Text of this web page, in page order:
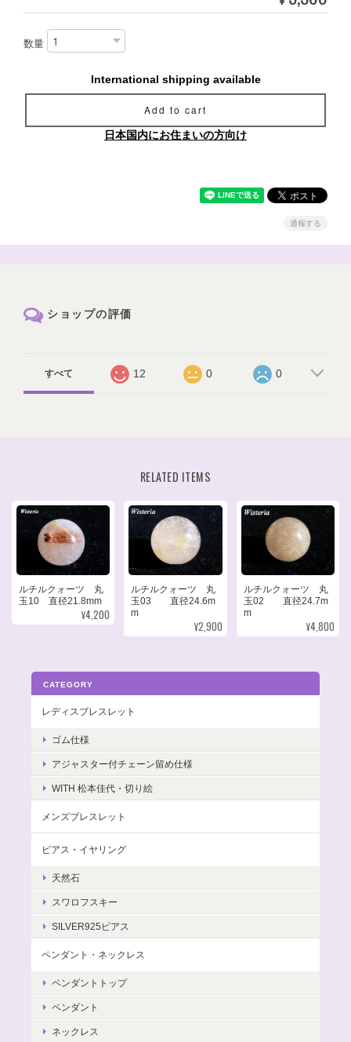
数量
International shipping available
Add to cart
日本国内にお住まいの方向け
通報する
ショップの評価
すべて 12 0 0
RELATED ITEMS
ルチルクォーツ 丸
玉10 直径21.8mm
¥4,200
ルチルクォーツ 丸
玉03 直径24.6m
m
¥2,900
ルチルクォーツ 丸
玉02 直径24.7m
m
¥4,800
CATEGORY
レディスブレスレット
ゴム仕様
アジャスター付チェーン留め仕様
WITH 松本佳代・切り絵
メンズブレスレット
ピアス・イヤリング
天然石
スワロフスキー
SILVER925ピアス
ペンダント・ネックレス
ペンダントトップ
ペンダント
ネックレス